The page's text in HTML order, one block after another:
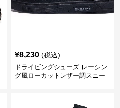
¥8,230 (税込)
ドライビングシューズ レーシン
グ風ローカットレザー調スニー